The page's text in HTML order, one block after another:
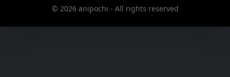
© 2026 anipochi - All rights reserved